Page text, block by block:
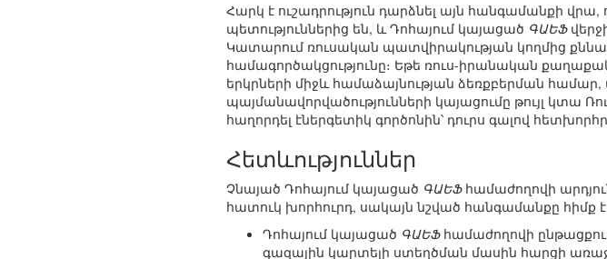
Հարկ է ուշադրություն դարձնել այն հանգամանքի
պետություններից են, և Դոհայում կայացած ԳԱԵՖ
Կատարում ռուսական պատվիրակության կողմից
համագործակցությունը։ Եթե ռուս-իրանական
երկրների միջև համաձայնության ձեռքբերման
պայմանավորվածությունների կայացումը թույլ
հաղորդել էներգետիկ գործոնին՝ դուրս գալով
Հետևություններ
Չնայած Դոհայում կայացած ԳԱԵՖհամաժողովի
հատուկ խորհուրդ, սակայն նշված հանգամանքը հիմք
Դոհայում կայացած ԳԱԵՖհամաժողովի
գազային կարտելի ստեղծման մասին հարցի